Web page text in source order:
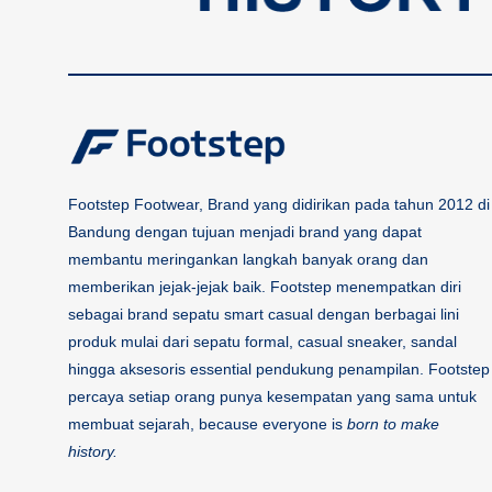
Footstep Footwear, Brand yang didirikan pada tahun 2012 di
Bandung dengan tujuan menjadi brand yang dapat
membantu meringankan langkah banyak orang dan
memberikan jejak-jejak baik. Footstep menempatkan diri
sebagai brand sepatu smart casual dengan berbagai lini
produk mulai dari sepatu formal, casual sneaker, sandal
hingga aksesoris essential pendukung penampilan. Footstep
percaya setiap orang punya kesempatan yang sama untuk
membuat sejarah, because everyone is born to make
history.